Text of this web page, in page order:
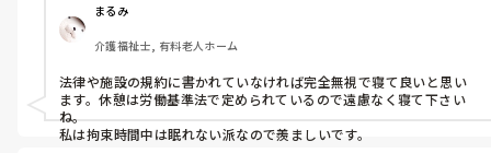
まるみ
介護福祉士, 有料老人ホーム
法律や施設の規約に書かれていなければ完全無視で寝て良いと思い
ます。休憩は労働基準法で定められているので遠慮なく寝て下さい
ね。
私は拘束時間中は眠れない派なので羨ましいです。